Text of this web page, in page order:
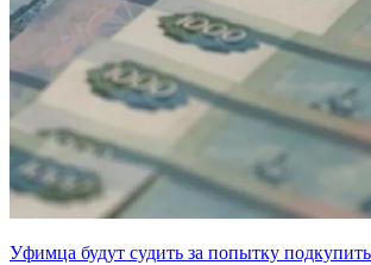
Уфимца будут судить за попытку